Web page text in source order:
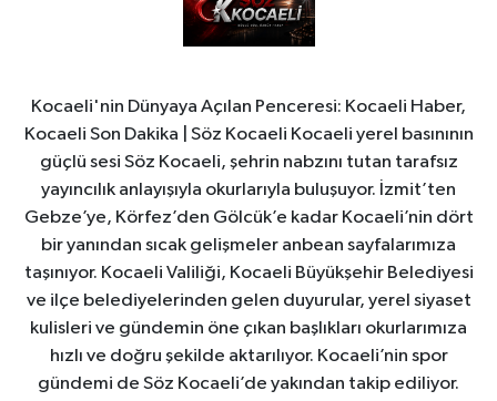
Kocaeli'nin Dünyaya Açılan Penceresi: Kocaeli Haber,
Kocaeli Son Dakika | Söz Kocaeli Kocaeli yerel basınının
güçlü sesi Söz Kocaeli, şehrin nabzını tutan tarafsız
yayıncılık anlayışıyla okurlarıyla buluşuyor. İzmit’ten
Gebze’ye, Körfez’den Gölcük’e kadar Kocaeli’nin dört
bir yanından sıcak gelişmeler anbean sayfalarımıza
taşınıyor. Kocaeli Valiliği, Kocaeli Büyükşehir Belediyesi
ve ilçe belediyelerinden gelen duyurular, yerel siyaset
kulisleri ve gündemin öne çıkan başlıkları okurlarımıza
hızlı ve doğru şekilde aktarılıyor. Kocaeli’nin spor
gündemi de Söz Kocaeli’de yakından takip ediliyor.